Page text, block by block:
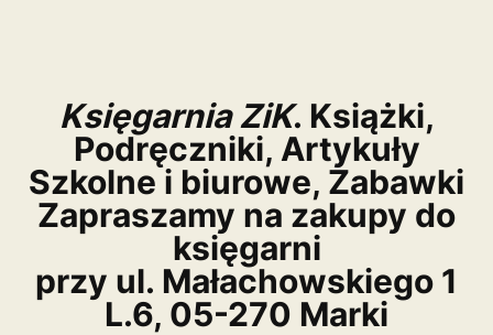
Księgarnia ZiK. Książki,
Podręczniki, Artykuły
Szkolne i biurowe, Zabawki
Zapraszamy na zakupy do
księgarni
przy ul. Małachowskiego 1
L.6, 05-270 Marki